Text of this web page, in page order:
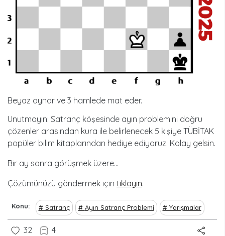
Beyaz oynar ve 3 hamlede mat eder.
Unutmayın: Satranç köşesinde ayın problemini doğru
çözenler arasından kura ile belirlenecek 5 kişiye TÜBİTAK
popüler bilim kitaplarından hediye ediyoruz. Kolay gelsin.
Bir ay sonra görüşmek üzere...
Çözümünüzü göndermek için tıklayın.
Konu Satranç Ayın Satranç Problemi Yarışmalar
32 4